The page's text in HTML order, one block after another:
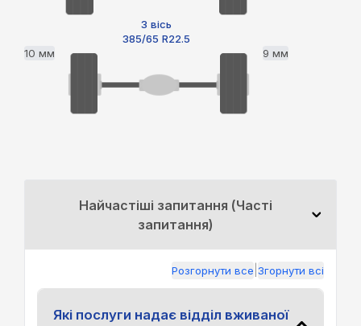
3 вісь
385/65 R22.5
10 мм
9 мм
Найчастіші запитання (Часті
запитання)
Розгорнути все Згорнути всі
Які послуги надає відділ вживаної